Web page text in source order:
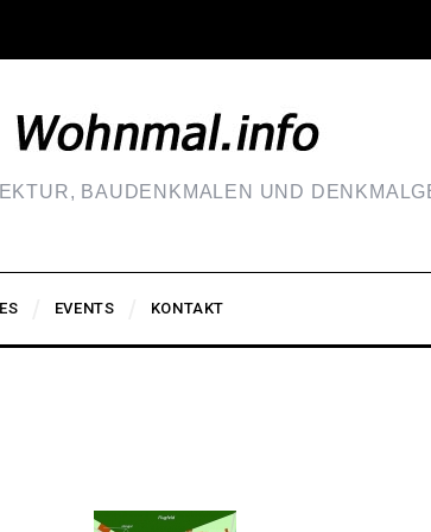
BAUDENKMALEN UND
EVENTS KONTAKT